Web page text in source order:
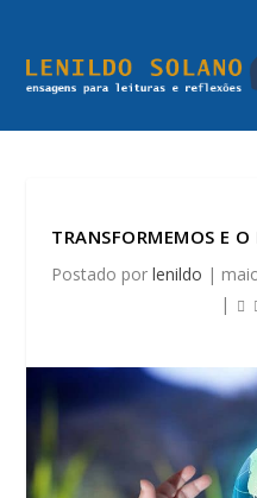
TRANSFORMEMOS E
Postado por lenildo |
|